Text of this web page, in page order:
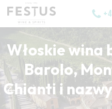
Włoskie wina
Barolo,
Chianti i